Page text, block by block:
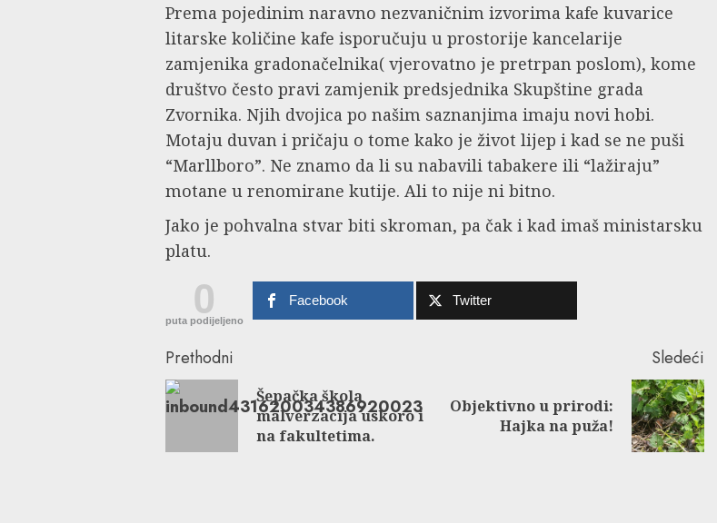
Prema pojedinim naravno nezvaničnim izvorima kafe kuvarice
litarske količine kafe isporučuju u prostorije kancelarije
zamjenika gradonačelnika( vjerovatno je pretrpan poslom), kome
društvo često pravi zamjenik predsjednika Skupštine grada
Zvornika. Njih dvojica po našim saznanjima imaju novi hobi.
Motaju duvan i pričaju o tome kako je život lijep i kad se ne puši
“Marllboro”. Ne znamo da li su nabavili tabakere ili “lažiraju”
motane u renomirane kutije. Ali to nije ni bitno.
Jako je pohvalna stvar biti skroman, pa čak i kad imaš ministarsku
platu.
0
puta podijeljeno
Facebook Twitter
Continue
Reading
Prethodni
Previous
Šepačka škola
malverzacija uskoro i
na fakultetima.
Sledeći
Next
Objektivno u prirodi:
Hajka na puža!